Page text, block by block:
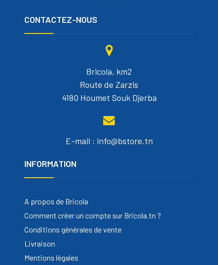
CONTACTEZ-NOUS
Bricola, km2
Route de Zarzis
4180 Houmet Souk Djerba
E-mail : info@bstore.tn
INFORMATION
A propos de Bricola
Comment créer un compte sur Bricola.tn ?
Conditions générales de vente
Livraison
Mentions légales